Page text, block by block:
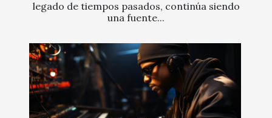
legado de tiempos pasados, continúa siendo
una fuente...